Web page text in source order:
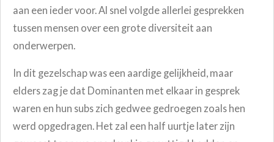
aan een ieder voor. Al snel volgde allerlei gesprekken
tussen mensen over een grote diversiteit aan
onderwerpen.
In dit gezelschap was een aardige gelijkheid, maar
elders zag je dat Dominanten met elkaar in gesprek
waren en hun subs zich gedwee gedroegen zoals hen
werd opgedragen. Het zal een half uurtje later zijn